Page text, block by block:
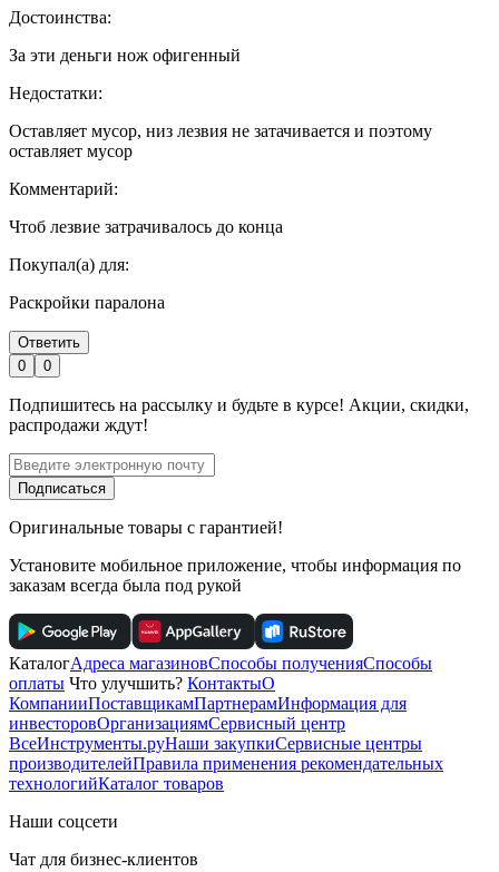
Достоинства:
За эти деньги нож офигенный
Недостатки:
Оставляет мусор, низ лезвия не затачивается и поэтому
оставляет мусор
Комментарий:
Чтоб лезвие затрачивалось до конца
Покупал(а) для:
Раскройки паралона
Ответить
0
0
Подпишитесь на рассылку и будьте в курсе! Акции, скидки,
распродажи ждут!
Подписаться
Оригинальные товары с гарантией!
Установите мобильное приложение, чтобы информация по
заказам всегда была под рукой
КаталогАдреса магазиновСпособы полученияСпособы
оплаты Что улучшить? КонтактыО
КомпанииПоставщикамПартнерамИнформация для
инвесторовОрганизациямСервисный центр
ВсеИнструменты.руНаши закупкиСервисные центры
производителейПравила применения рекомендательных
технологийКаталог товаров
Наши соцсети
Чат для бизнес-клиентов